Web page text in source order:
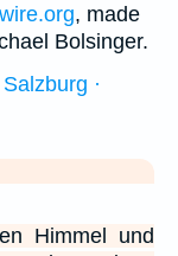
, made
Bolsinger.
·
Himmel und